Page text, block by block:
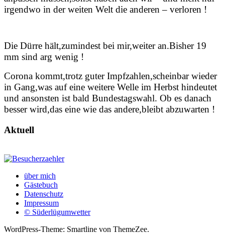
irgendwo in der weiten Welt die anderen – verloren !
Die Dürre hält,zumindest bei mir,weiter an.Bisher 19
mm sind arg wenig !
Corona kommt,trotz guter Impfzahlen,scheinbar wieder
in Gang,was auf eine weitere Welle im Herbst hindeutet
und ansonsten ist bald Bundestagswahl. Ob es danach
besser wird,das eine wie das andere,bleibt abzuwarten !
Aktuell
über mich
Gästebuch
Datenschutz
Impressum
© Süderlügumwetter
WordPress-Theme: Smartline von ThemeZee.